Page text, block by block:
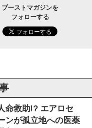
ブーストマガジンを
フォローする
命救助!? エアロセ
ンが孤立地への医薬